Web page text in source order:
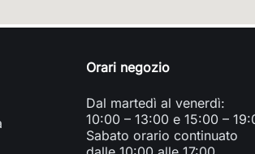
Orari negozio
Dal martedì al venerdì:
10:00 – 13:00 e 15:00 –
Sabato orario continuato